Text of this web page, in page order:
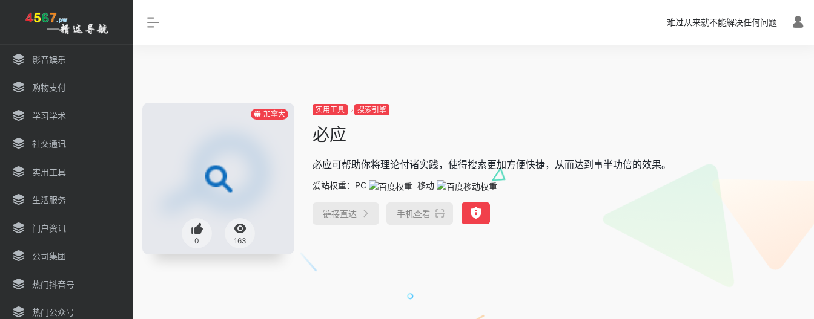
影音娱乐
购物支付
学习学术
社交通讯
实用工具
生活服务
门户资讯
公司集团
热门抖音号
热门公众号
难过从来就不能解决任何问题
加拿大
0 163
实用工具 搜索引擎
必应
必应可帮助你将理论付诸实践，使得搜索更加方便快捷，从而达到事半功倍的效果。
爱站权重： PC 移动
链接直达 手机查看